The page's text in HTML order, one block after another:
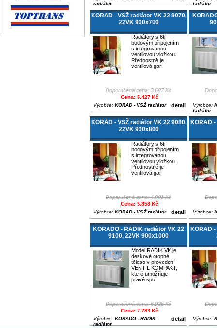
radiátor
radiátor
KORAD - VSŽ radiátor VK 22 9070,
22VK 900x700
Radiátory s 6ti-
bodovým připojením
s integrovanou
ventilovou vložkou.
Přednostně je
ventilová gar
Doporučená cena: 3.687 Kč
Cena: 5.427 Kč
detail
Výrobce: KORAD - VSŽ radiátor Výrobce:
radiátor
KORAD - VSŽ radiátor VK 22 9080,
22VK 900x800
Radiátory s 6ti-
bodovým připojením
s integrovanou
ventilovou vložkou.
Přednostně je
ventilová gar
Doporučená cena: 4.001 Kč
Cena: 5.858 Kč
detail
Výrobce: KORAD - VSŽ radiátor
KORAD
Výrobce:
KORADO - RADIK radiátor VK 22
9100, 22VK 900x1000
Model RADIK VK je
deskové otopné
těleso v provedení
VENTIL KOMPAKT,
které umožňuje
pravé spo
Doporučená cena: 6.025 Kč
Cena: 7.783 Kč
detail
Výrobce: KORADO - RADIK
radiátor
KORAD
Výrobce: